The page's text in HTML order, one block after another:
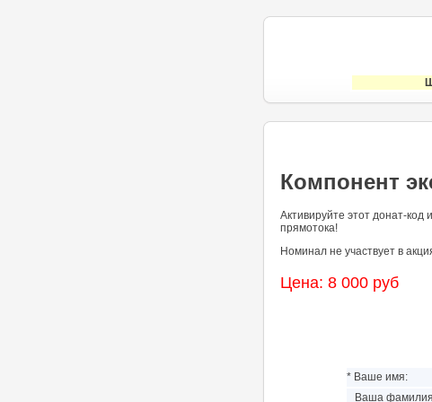
Компонент
Активируйте этот донат-
прямотока!
Номинал не участвует в
Цена: 8 000 руб
* Ваше имя:
Ваша